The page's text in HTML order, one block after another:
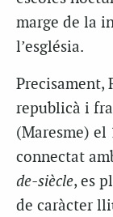
marge de la
l’església.
Precisament,
republicà i
(Maresme) el
connectat
de-siècle, es
de caràcter